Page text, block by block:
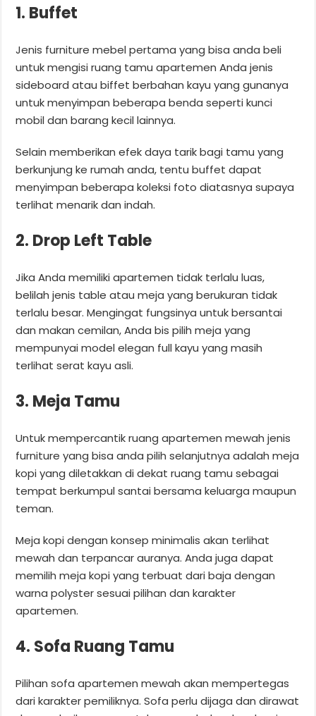
1. Buffet
Jenis furniture mebel pertama yang bisa anda beli
untuk mengisi ruang tamu apartemen Anda jenis
sideboard atau biffet berbahan kayu yang gunanya
untuk menyimpan beberapa benda seperti kunci
mobil dan barang kecil lainnya.
Selain memberikan efek daya tarik bagi tamu yang
berkunjung ke rumah anda, tentu buffet dapat
menyimpan beberapa koleksi foto diatasnya supaya
terlihat menarik dan indah.
2. Drop Left Table
Jika Anda memiliki apartemen tidak terlalu luas,
belilah jenis table atau meja yang berukuran tidak
terlalu besar. Mengingat fungsinya untuk bersantai
dan makan cemilan, Anda bis pilih meja yang
mempunyai model elegan full kayu yang masih
terlihat serat kayu asli.
3. Meja Tamu
Untuk mempercantik ruang apartemen mewah jenis
furniture yang bisa anda pilih selanjutnya adalah meja
kopi yang diletakkan di dekat ruang tamu sebagai
tempat berkumpul santai bersama keluarga maupun
teman.
Meja kopi dengan konsep minimalis akan terlihat
mewah dan terpancar auranya. Anda juga dapat
memilih meja kopi yang terbuat dari baja dengan
warna polyster sesuai pilihan dan karakter
apartemen.
4. Sofa Ruang Tamu
Pilihan sofa apartemen mewah akan mempertegas
dari karakter pemiliknya. Sofa perlu dijaga dan dirawat